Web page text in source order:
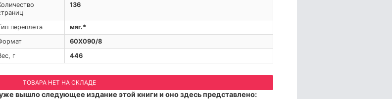
136
переплета
мяг.*
60Х090/8
г
446
ТОВАРА НЕТ НА СКЛАДЕ
вышло следующее издание этой книги и оно здесь представлено: